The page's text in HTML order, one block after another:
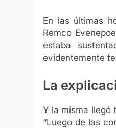
En las últimas
Remco
estaba
evidentemente
La
Y la misma llegó
“Luego de las